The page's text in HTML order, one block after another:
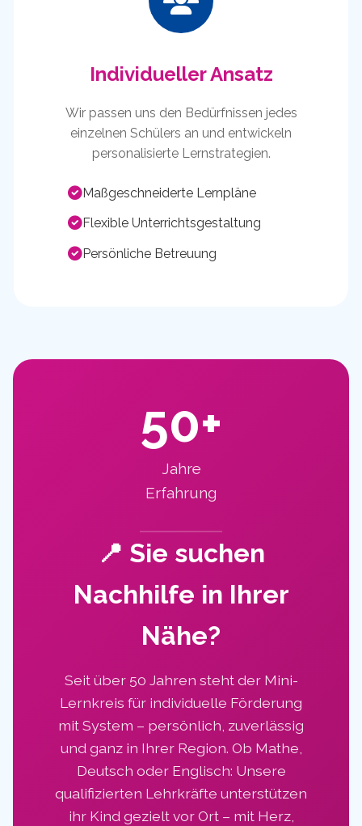
Individueller Ansatz
Wir passen uns den Bedürfnissen jedes
einzelnen Schülers an und entwickeln
personalisierte Lernstrategien.
Maßgeschneiderte Lernpläne
Flexible Unterrichtsgestaltung
Persönliche Betreuung
50+
Jahre
Erfahrung
📍 Sie suchen
Nachhilfe in Ihrer
Nähe?
Seit über 50 Jahren steht der Mini-
Lernkreis für individuelle Förderung
mit System – persönlich, zuverlässig
und ganz in Ihrer Region. Ob Mathe,
Deutsch oder Englisch: Unsere
qualifizierten Lehrkräfte unterstützen
ihr Kind gezielt vor Ort – mit Herz,